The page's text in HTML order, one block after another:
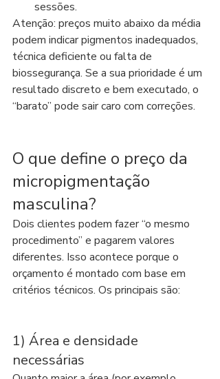
sessões.
Atenção: preços muito abaixo da média
podem indicar pigmentos inadequados,
técnica deficiente ou falta de
biossegurança. Se a sua prioridade é um
resultado discreto e bem executado, o
“barato” pode sair caro com correções.
O que define o preço da
micropigmentação
masculina?
Dois clientes podem fazer “o mesmo
procedimento” e pagarem valores
diferentes. Isso acontece porque o
orçamento é montado com base em
critérios técnicos. Os principais são:
1) Área e densidade
necessárias